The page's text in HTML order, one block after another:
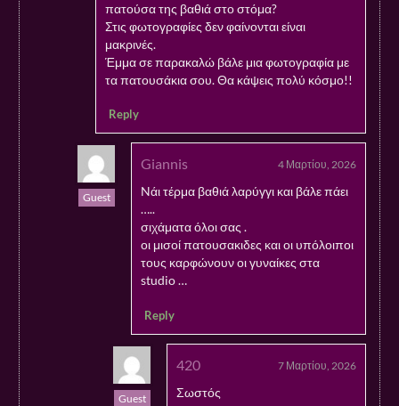
πατούσα της βαθιά στο στόμα?
Στις φωτογραφίες δεν φαίνονται είναι
μακρινές.
Έμμα σε παρακαλώ βάλε μια φωτογραφία με
τα πατουσάκια σου. Θα κάψεις πολύ κόσμο!!
Reply
Guest
Giannis 4 Μαρτίου, 2026
Nάι τέρμα βαθιά λαρύγγι και βάλε πάει
…..
σιχάματα όλοι σας .
οι μισοί πατουσακιδες και οι υπόλοιποι
τους καρφώνουν οι γυναίκες στα
studio …
Reply
Guest
420 7 Μαρτίου, 2026
Σωστός